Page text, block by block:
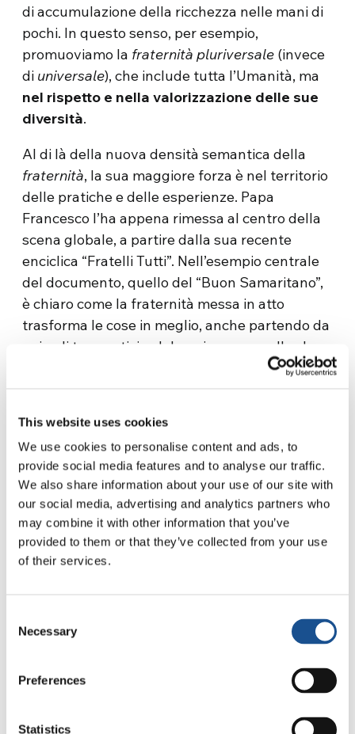
This website uses cookies
We use cookies to personalise content and ads, to
provide social media features and to analyse our traffic.
We also share information about your use of our site with
our social media, advertising and analytics partners who
may combine it with other information that you’ve
provided to them or that they’ve collected from your use
of their services.
Selection
Necessary
Preferences
Statistics
di accumulazione della ricchezza nelle mani di
pochi. In questo senso, per esempio,
promuoviamo la fraternità pluriversale (invece
di universale), che include tutta l’Umanità, ma
nel rispetto e nella valorizzazione delle sue
diversità.
Al di là della nuova densità semantica della
fraternità, la sua maggiore forza è nel territorio
delle pratiche e delle esperienze. Papa
Francesco l’ha appena rimessa al centro della
scena globale, a partire dalla sua recente
enciclica “Fratelli Tutti”. Nell’esempio centrale
del documento, quello del “Buon Samaritano”,
è chiaro come la fraternità messa in atto
trasforma le cose in meglio, anche partendo da
episodi traumatici e dolorosi, come quello che
dà origine alla nota parabola.Cosa presuppone,
speranza. Niente di meno».
Theodora Idu, ambasciatrice del Mondo
Unito, Nigeria.
«Da bambina,
mentre crescevo,
teneva uniti, un
trasferivano a me, ai miei fratelli e alla mia